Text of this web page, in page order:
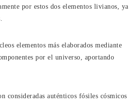
por estos dos elementos livianos, ya
elementos más elaborados mediante
por el universo, aportando
consideradas auténticos fósiles cósmicos